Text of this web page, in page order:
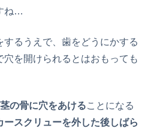
ね…
するうえで、歯をどうにかする
を開けられるとはおもっても
の骨に穴をあけることになる
ースクリューを外した後しばら